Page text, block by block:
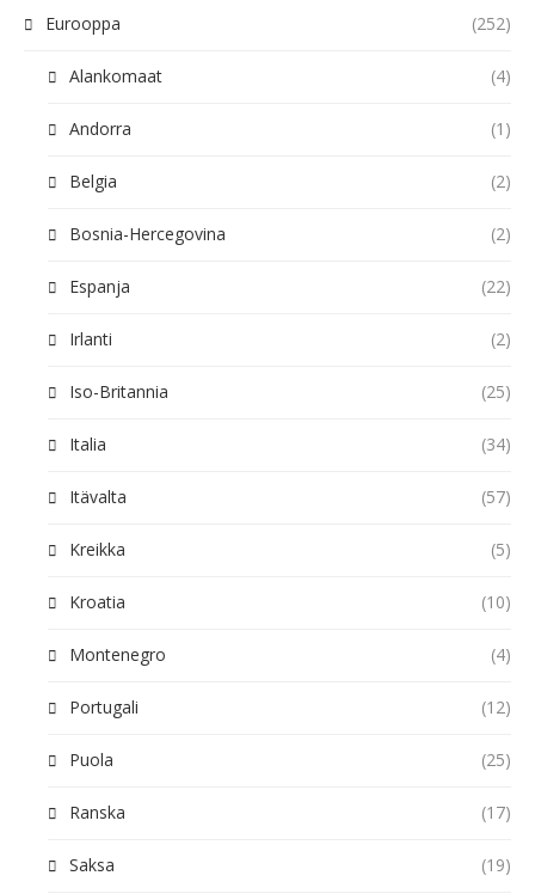
Eurooppa (252)
Alankomaat (4)
Andorra (1)
Belgia (2)
Bosnia-Hercegovina (2)
Espanja (22)
Irlanti (2)
Iso-Britannia (25)
Italia (34)
Itävalta (57)
Kreikka (5)
Kroatia (10)
Montenegro (4)
Portugali (12)
Puola (25)
Ranska (17)
Saksa (19)